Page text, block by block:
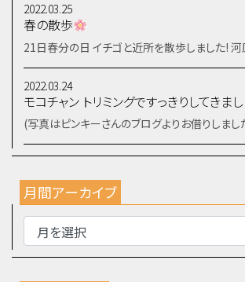
2022.03.25
春の散歩
21日春分の日 イチゴと近所を散歩しました! 河
2022.03.24
モコチャン トリミングですっきりしてきま
(写真はピンキーさんのブログよりお借りしまし
月間アーカイブ